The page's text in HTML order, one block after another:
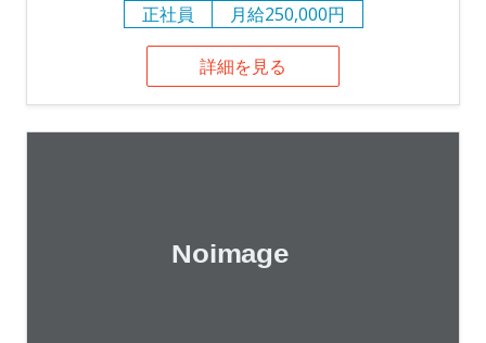
正社員
月給250,000円
詳細を見る